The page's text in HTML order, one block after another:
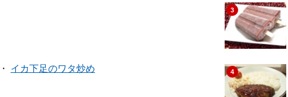
・ イカ下足のワタ炒め
3
4